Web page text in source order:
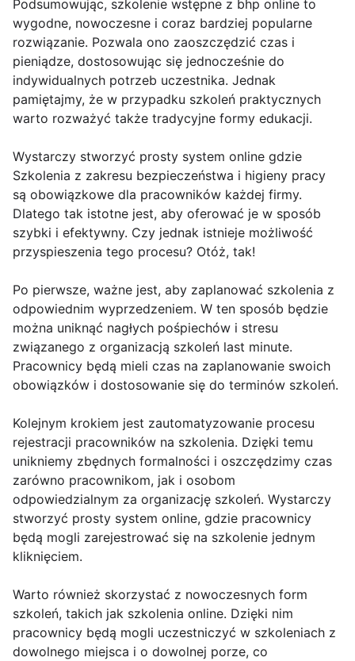
Podsumowując, szkolenie wstępne z bhp online to
wygodne, nowoczesne i coraz bardziej popularne
rozwiązanie. Pozwala ono zaoszczędzić czas i
pieniądze, dostosowując się jednocześnie do
indywidualnych potrzeb uczestnika. Jednak
pamiętajmy, że w przypadku szkoleń praktycznych
warto rozważyć także tradycyjne formy edukacji.
Wystarczy stworzyć prosty system online gdzie
Szkolenia z zakresu bezpieczeństwa i higieny pracy
są obowiązkowe dla pracowników każdej firmy.
Dlatego tak istotne jest, aby oferować je w sposób
szybki i efektywny. Czy jednak istnieje możliwość
przyspieszenia tego procesu? Otóż, tak!
Po pierwsze, ważne jest, aby zaplanować szkolenia z
odpowiednim wyprzedzeniem. W ten sposób będzie
można uniknąć nagłych pośpiechów i stresu
związanego z organizacją szkoleń last minute.
Pracownicy będą mieli czas na zaplanowanie swoich
obowiązków i dostosowanie się do terminów szkoleń.
Kolejnym krokiem jest zautomatyzowanie procesu
rejestracji pracowników na szkolenia. Dzięki temu
unikniemy zbędnych formalności i oszczędzimy czas
zarówno pracownikom, jak i osobom
odpowiedzialnym za organizację szkoleń. Wystarczy
stworzyć prosty system online, gdzie pracownicy
będą mogli zarejestrować się na szkolenie jednym
kliknięciem.
Warto również skorzystać z nowoczesnych form
szkoleń, takich jak szkolenia online. Dzięki nim
pracownicy będą mogli uczestniczyć w szkoleniach z
dowolnego miejsca i o dowolnej porze, co